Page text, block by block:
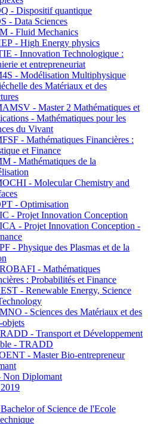
- Dispositif quantique
- Data Sciences
- Fluid Mechanics
- High Energy physics
- Innovation Technologique :
et entrepreneuriat
- Modélisation Multiphysique
des Matériaux et des
- Master 2 Mathématiques et
- Mathématiques pour les
du Vivant
- Mathématiques Financières :
et Finance
- Mathématiques de la
- Molecular Chemistry and
- Optimisation
- Projet Innovation Conception
- Projet Innovation Conception -
- Physique des Plasmas et de la
- Mathématiques
: Probabilités et Finance
- Renewable Energy, Science
- Sciences des Matériaux et des
objets
- Transport et Développement
- TRADD
- Master Bio-entrepreneur
Non Diplomant
of Science de l'Ecole